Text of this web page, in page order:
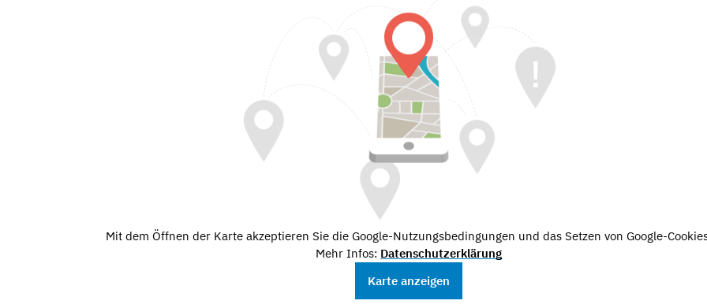
Mit dem Öffnen der Karte akzeptieren Sie die Google-Nutzungsbedingungen und das Setzen von Google-
Mehr Infos: Datenschutzerklärung
Karte anzeigen